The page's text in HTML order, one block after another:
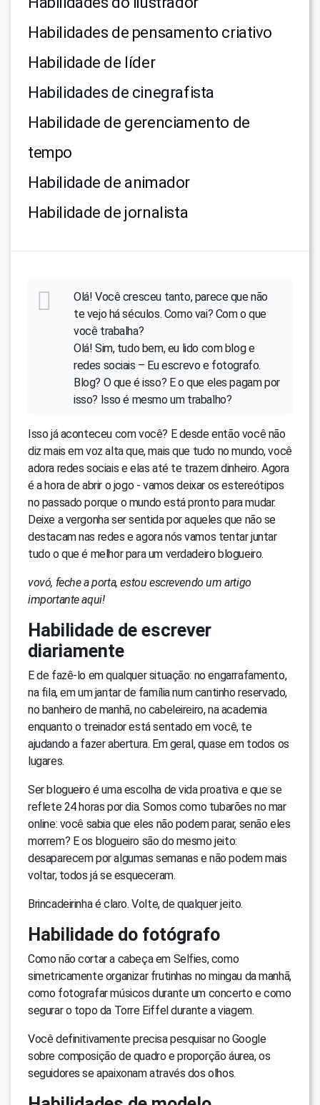
Habilidades de pensamento criativo
Habilidade de líder
Habilidades de cinegrafista
Habilidade de gerenciamento de
tempo
Habilidade de animador
Habilidade de jornalista
Olá! Você cresceu tanto, parece que não
te vejo há séculos. Como vai? Com o que
você trabalha?
Olá! Sim, tudo bem, eu lido com blog e
redes sociais – Eu escrevo e fotografo.
Blog? O que é isso? E o que eles pagam por
isso? Isso é mesmo um trabalho?
Isso já aconteceu com você? E desde então você não
diz mais em voz alta que, mais que tudo no mundo, você
adora redes sociais e elas até te trazem dinheiro. Agora
é a hora de abrir o jogo - vamos deixar os estereótipos
no passado porque o mundo está pronto para mudar.
Deixe a vergonha ser sentida por aqueles que não se
destacam nas redes e agora nós vamos tentar juntar
tudo o que é melhor para um verdadeiro blogueiro.
vovó, feche a porta, estou escrevendo um artigo
importante aqui!
Habilidade de escrever
diariamente
E de fazê-lo em qualquer situação: no engarrafamento,
na fila, em um jantar de família num cantinho reservado,
no banheiro de manhã, no cabeleireiro, na academia
enquanto o treinador está sentado em você, te
ajudando a fazer abertura. Em geral, quase em todos os
lugares.
Ser blogueiro é uma escolha de vida proativa e que se
reflete 24 horas por dia. Somos como tubarões no mar
online: você sabia que eles não podem parar, senão eles
morrem? E os blogueiro são do mesmo jeito:
desaparecem por algumas semanas e não podem mais
voltar, todos já se esqueceram.
Brincadeirinha é claro. Volte, de qualquer jeito.
Habilidade do fotógrafo
Como não cortar a cabeça em Selfies, como
simetricamente organizar frutinhas no mingau da manhã,
como fotografar músicos durante um concerto e como
segurar o topo da Torre Eiffel durante a viagem.
Você definitivamente precisa pesquisar no Google
sobre composição de quadro e proporção áurea, os
seguidores se apaixonam através dos olhos.